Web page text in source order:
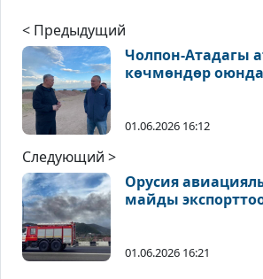
< Предыдущий
Чолпон-Атадагы
көчмөндөр
01.06.2026 16:12
Следующий >
Орусия
01.06.2026 16:21